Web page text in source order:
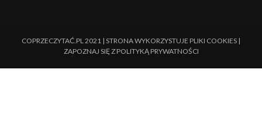
COPRZECZYTAĆ.PL 2021 | STRONA WYKORZYSTUJE PLIKI COOKIES |
ZAPOZNAJ SIĘ Z POLITYKĄ PRYWATNOŚCI